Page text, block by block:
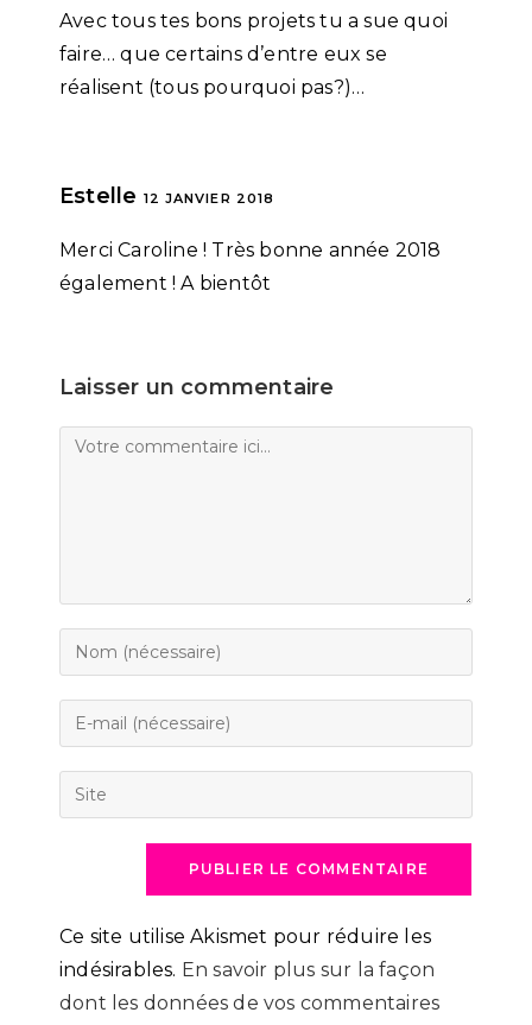
Avec tous tes bons projets tu a sue quoi
faire… que certains d’entre eux se
réalisent (tous pourquoi pas?)…
Estelle 12 JANVIER 2018
Merci Caroline ! Très bonne année 2018
également ! A bientôt
Laisser un commentaire
Comment
Enter
your
name
to
comment
Enter
your
email
address
Saisir
l’URL
(facultatif)
Ce site utilise Akismet pour réduire les
indésirables. En savoir plus sur la façon
dont les données de vos commentaires